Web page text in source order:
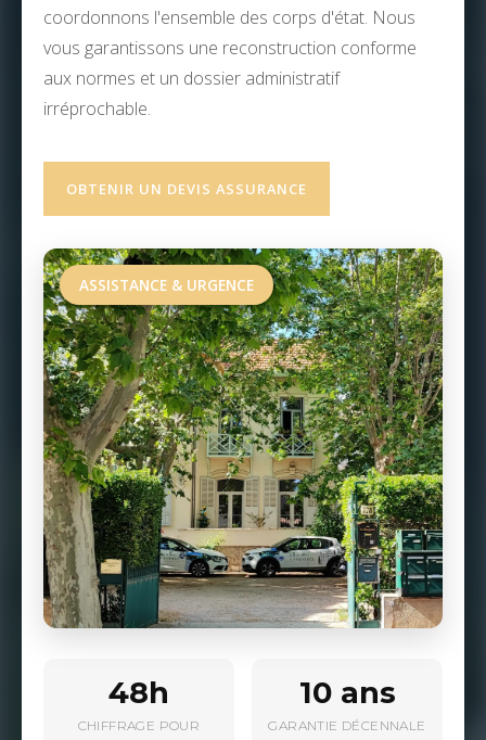
coordonnons l'ensemble des corps d'état. Nous
vous garantissons une reconstruction conforme
aux normes et un dossier administratif
irréprochable.
OBTENIR UN DEVIS ASSURANCE
ASSISTANCE & URGENCE
48h
CHIFFRAGE POUR
10 ans
GARANTIE DÉCENNALE